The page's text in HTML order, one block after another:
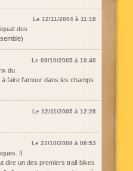
Le 12/11/2004 à 11:18
des
Le 09/10/2005 à 10:40
du
faire l'amour dans les champs
Le 12/11/2005 à 12:28
Le 22/10/2008 à 08:53
Il
dire un des premiers trail-bikes